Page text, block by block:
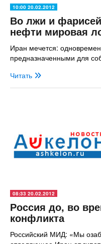
10:00 20.02.2012
Во лжи и
нефти мировая
Иран мечется:
предназначенными для
Читать
08:33 20.02.2012
Россия до, во
конфликта
Российский МИД: «Мы